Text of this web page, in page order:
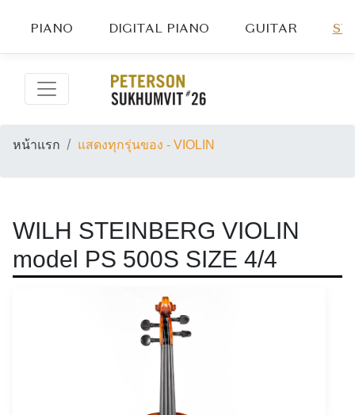
PIANO DIGITAL PIANO GUITAR
หน้าแรก แสดงทุกรุ่นของ - VIOLIN
WILH STEINBERG VIOLIN
model PS 500S SIZE 4/4